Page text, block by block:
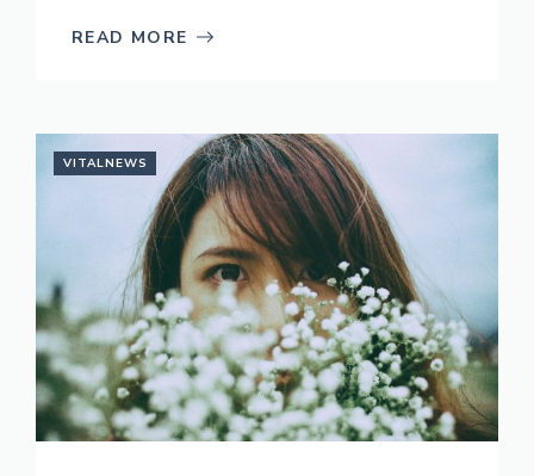
READ MORE
VITALNEWS